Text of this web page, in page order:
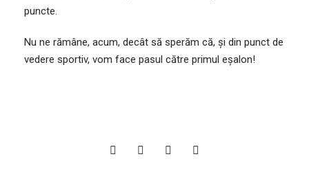
puncte.
Nu ne rămâne, acum, decât să sperăm că, și din punct de
vedere sportiv, vom face pasul către primul eșalon!